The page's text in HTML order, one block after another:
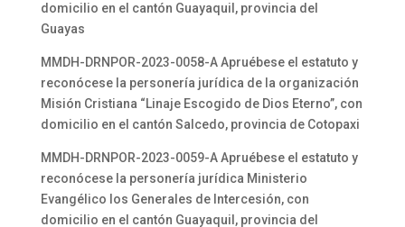
domicilio en el cantón Guayaquil, provincia del
Guayas
MMDH-DRNPOR-2023-0058-A Apruébese el estatuto y
reconócese la personería jurídica de la organización
Misión Cristiana “Linaje Escogido de Dios Eterno”, con
domicilio en el cantón Salcedo, provincia de Cotopaxi
MMDH-DRNPOR-2023-0059-A Apruébese el estatuto y
reconócese la personería jurídica Ministerio
Evangélico los Generales de Intercesión, con
domicilio en el cantón Guayaquil, provincia del